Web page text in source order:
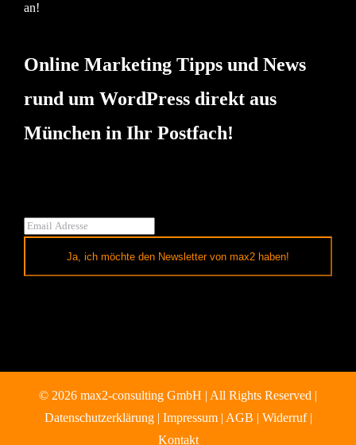
an!
Online Marketing Tipps und News
rund um WordPress direkt aus
München in Ihr Postfach!
Ja, ich möchte den Newsletter von max2 haben!
© 2026 max2-consulting GmbH | All Rights Reserved |
Datenschutzerklärung| Impressum| AGB | Widerruf|
Kontakt